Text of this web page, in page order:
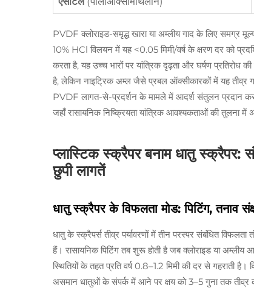
PVDF क्लोराइड-समृद्ध खारा या अम्लीय गाद के लिए
10% HCl विलयन में यह <0.05 मिमी/वर्ष के क्षरण दर को
करता है, यह उच्च भारों पर यांत्रिक दृढ़ता और घर्षण प्रतिरोध
है, लेकिन नाइट्रिक अम्ल जैसे प्रबल ऑक्सीकारकों में यह तीव्र
PVDF लागत-से-प्रदर्शन के मामले में आदर्श संतुलन प्रदान
जहाँ रासायनिक निष्क्रियता यांत्रिक आवश्यकताओं की तुलना में
प्लास्टिक स्क्रैपर बनाम धातु स्क्रैपर:
छुपी लागतें
धातु स्क्रैपर के विफलता मोड: पिटिंग, तनाव
धातु के स्क्रैपर्स तीव्र पर्यावरणों में तीन परस्पर संबंधित
हैं। रासायनिक पिटिंग तब शुरू होती है जब क्लोराइड या
स्थितियों के तहत प्रति वर्ष 0.8–1.2 मिमी की दर से गहराती
असमान धातुओं के संपर्क में आने पर क्षय को 3–5 गुना तक